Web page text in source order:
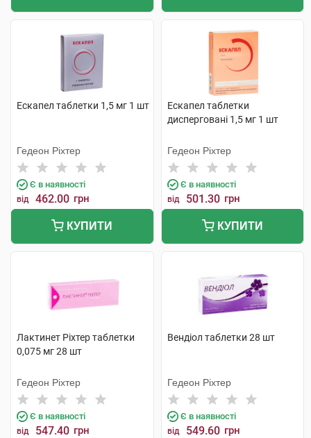
Ескапел таблетки 1,5 мг 1 шт
Гедеон Ріхтер
Є в наявності
від 462.00 грн
КУПИТИ
Ескапел таблетки
дисперговані 1,5 мг 1 шт
Гедеон Ріхтер
Є в наявності
від 501.30 грн
КУПИТИ
Лактинет Ріхтер таблетки
0,075 мг 28 шт
Гедеон Ріхтер
Є в наявності
від 547.40 грн
Вендіол таблетки 28 шт
Гедеон Ріхтер
Є в наявності
від 549.60 грн